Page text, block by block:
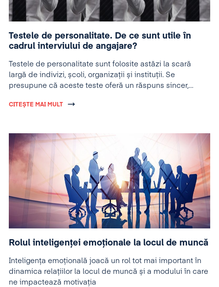
Testele de personalitate. De ce sunt utile în
cadrul interviului de angajare?
Testele de personalitate sunt folosite astăzi la scară
largă de indivizi, școli, organizații și instituții. Se
presupune că aceste teste oferă un răspuns sincer,
CITEȘTE MAI MULT
Rolul inteligenței emoționale la locul de muncă
Inteligența emoțională joacă un rol tot mai important în
dinamica relațiilor la locul de muncă și a modului în care
ne impactează motivația